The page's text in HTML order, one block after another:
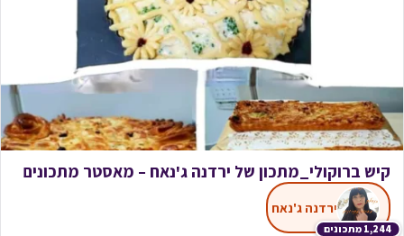
קיש ברוקולי_מתכון של ירדנה ג'נאח – מאסטר מתכונים
1,244 מתכונים
ירדנה ג'נאח